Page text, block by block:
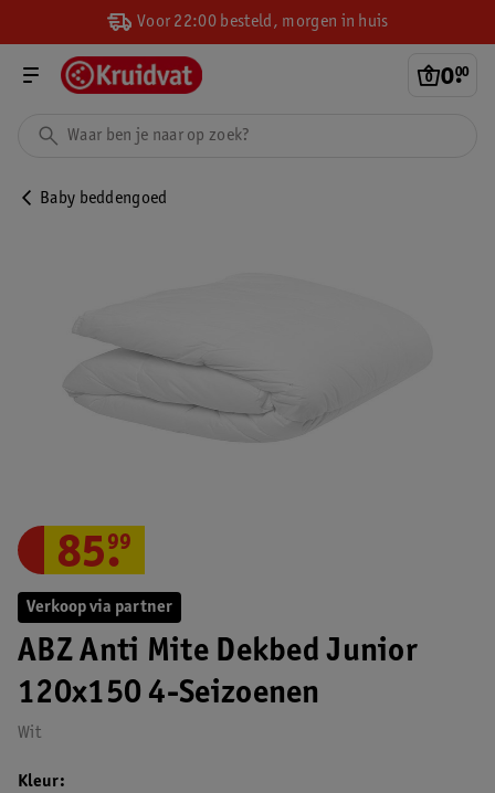
Voor 22:00 besteld, morgen in huis
0.
00
Baby beddengoed
Verkoop via partner
ABZ Anti Mite Dekbed Junior
120x150 4-Seizoenen
Wit
85.
99
Kleur